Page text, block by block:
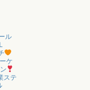
ル
ケ
ステ